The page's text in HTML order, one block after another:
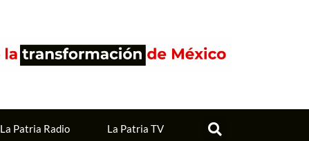
La Patria Radio La Patria TV